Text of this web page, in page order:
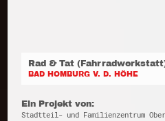
Rad & Tat
BAD HOMBURG V. D. HÖHE
Ein Projekt von:
Stadtteil- und Familienzentrum